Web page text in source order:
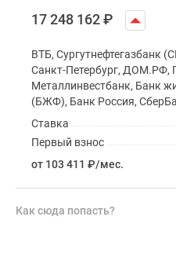
17 248 162₽
ВТБ, Сургутнефтегазбанк
Санкт-Петербург, ДОМ.РФ,
Металлинвестбанк, Банк
(БЖФ), Банк Россия,
Ставка
Первый взнос
от 103 411 ₽/мес.
Как сюда попасть?